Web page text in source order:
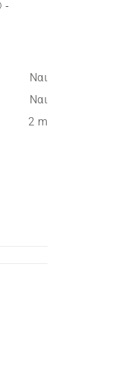
-
Ναι
Ναι
2 m